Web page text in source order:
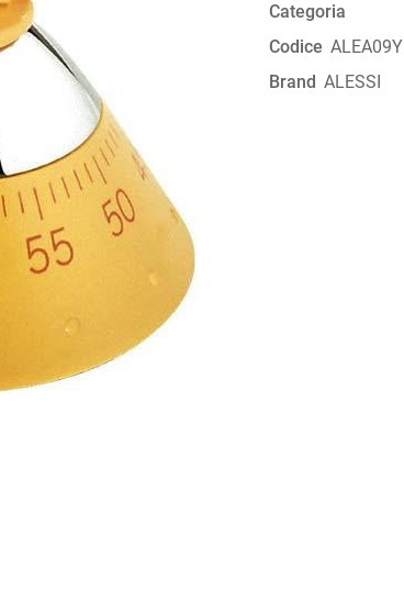
Categoria
Codice ALEA09Y
Brand ALESSI